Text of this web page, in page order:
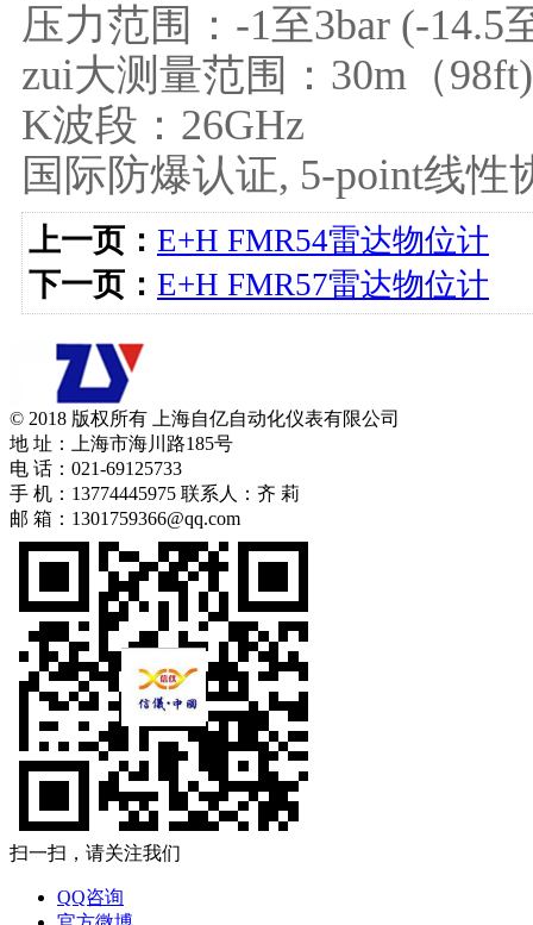
压力范围：-1至3bar (-14.5
zui大测量范围：30m（98ft)
K波段：26GHz
国际防爆认证, 5-point线性
上一页： E+H FMR54雷达物位计
下一页： E+H FMR57雷达物位计
© 2018 版权所有 上海自亿自动化仪表有限公司
地 址：上海市海川路185号
电 话：021-69125733
手 机：13774445975 联系人：齐 莉
邮 箱：1301759366@qq.com
扫一扫，请关注我们
QQ咨询